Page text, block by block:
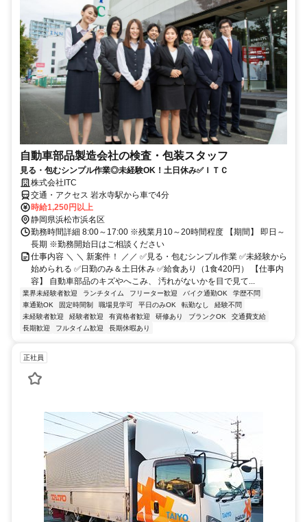
自動車部品製造会社の検査・包装スタッフ
見る・包むシンプル作業◎未経験OK！土日休み✅ＩＴＣ
株式会社ITC
交通・アクセス 岩水寺駅から車で4分
時給1,250円以上
静岡県浜松市浜名区
勤務時間詳細 8:00～17:00 ※残業月10～20時間程度 【期間】 即日～
長期 ※勤務開始日はご相談ください
仕事内容 ＼ ＼ 新案件！ ／／ ✅見る・包むシンプル作業 ✅未経験から
始められる ✅日勤のみ＆土日休み ✅給食あり（1食420円） 【仕事内
容】 自動車部品のキズやへこみ、 汚れがないかを目で見て...
業界未経験者歓迎 ランチタイム フリーター歓迎 バイク通勤OK
学歴不問
車通勤OK
固定時間制 職場見学可 平日のみOK 転勤なし
経験不問
未経験者歓迎
経験者歓迎 有資格者歓迎 研修あり ブランクOK
交通費支給
長期歓迎
フルタイム歓迎 長期休暇あり
正社員